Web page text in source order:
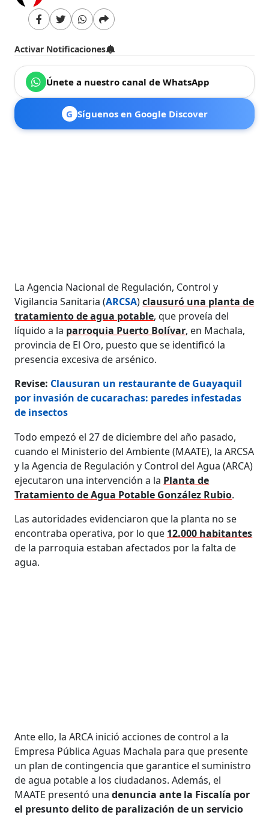
Activar Notificaciones
Únete a nuestro canal de WhatsApp
G Síguenos en Google Discover
La Agencia Nacional de Regulación, Control y
Vigilancia Sanitaria (ARCSA)clausuró una planta de
tratamiento de agua potable, que proveía del
líquido a la parroquia Puerto Bolívar, en Machala,
provincia de El Oro, puesto que se identificó la
presencia excesiva de arsénico.
Revise: Clausuran un restaurante de Guayaquil
por invasión de cucarachas: paredes infestadas
de insectos
Todo empezó el 27 de diciembre del año pasado,
cuando el Ministerio del Ambiente (MAATE), la ARCSA
y la Agencia de Regulación y Control del Agua (ARCA)
ejecutaron una intervención a la Planta de
Tratamiento de Agua Potable González Rubio.
Las autoridades evidenciaron que la planta no se
encontraba operativa, por lo que 12.000 habitantes
de la parroquia estaban afectados por la falta de
agua.
Ante ello, la ARCA inició acciones de control a la
Empresa Pública Aguas Machala para que presente
un plan de contingencia que garantice el suministro
de agua potable a los ciudadanos. Además, el
MAATE presentó una denuncia ante la Fiscalía por
el presunto delito de paralización de un servicio